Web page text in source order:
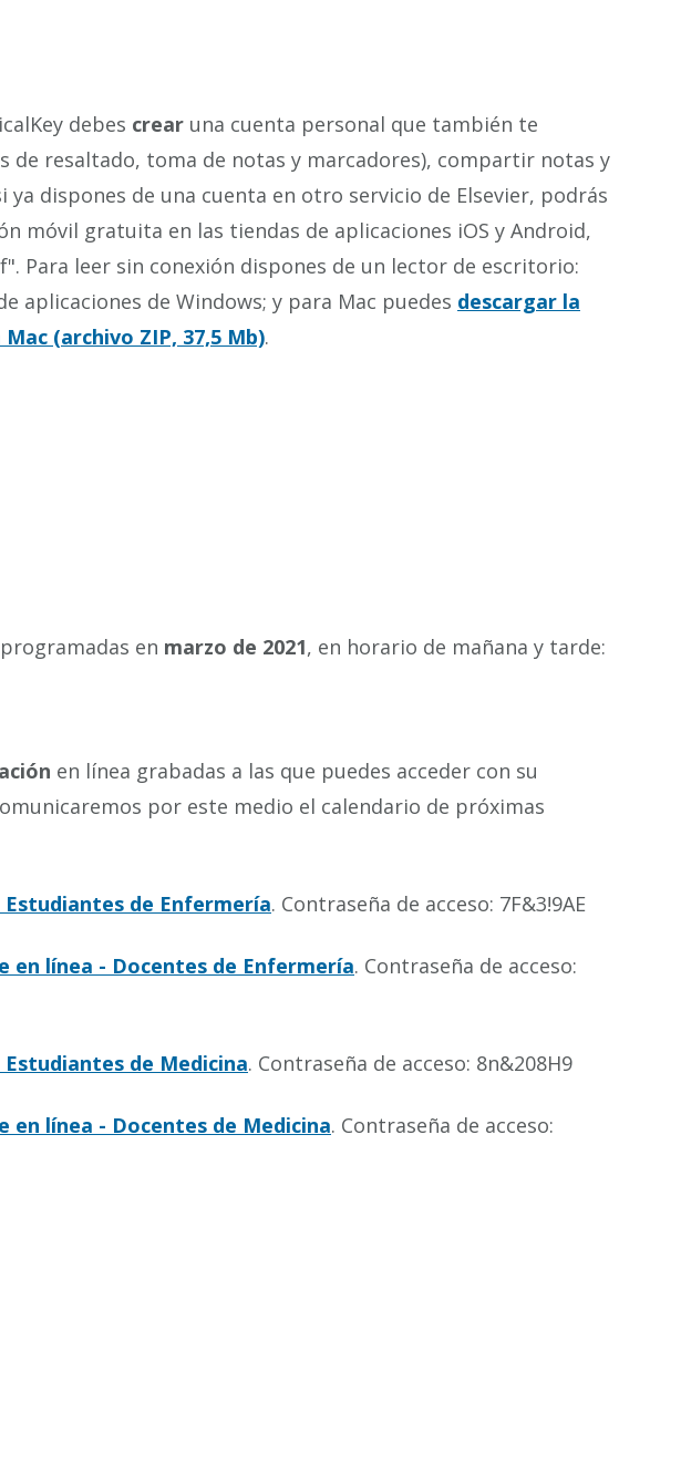
debes crear una cuenta personal que también te
de resaltado, toma de notas y marcadores), compartir notas y
dispones de una cuenta en otro servicio de Elsevier, podrás
móvil gratuita en las tiendas de aplicaciones iOS y Android,
Para leer sin conexión dispones de un lector de escritorio:
aplicaciones de Windows; y para Mac puedes descargar la
(archivo ZIP, 37,5 Mb).
en marzo de 2021, en horario de mañana y tarde:
en línea grabadas a las que puedes acceder con su
por este medio el calendario de próximas
de Enfermería. Contraseña de acceso: 7F&3!9AE
en línea - Docentes de Enfermería. Contraseña de acceso:
de Medicina. Contraseña de acceso: 8n&208H9
línea - Docentes de Medicina. Contraseña de acceso: